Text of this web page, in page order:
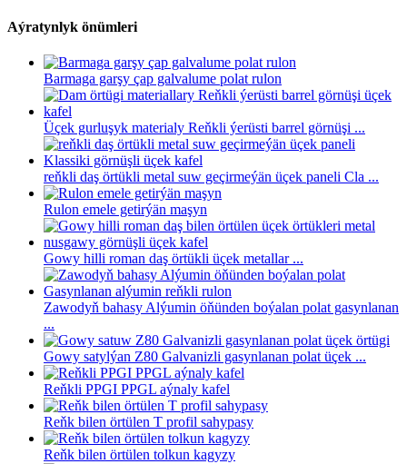
Aýratynlyk önümleri
Barmaga garşy çap galvalume polat rulon
Üçek gurluşyk materialy Reňkli ýerüsti barrel görnüşi ...
reňkli daş örtükli metal suw geçirmeýän üçek paneli Cla ...
Rulon emele getirýän maşyn
Gowy hilli roman daş örtükli üçek metallar ...
Zawodyň bahasy Alýumin öňünden boýalan polat gasynlanan
...
Gowy satylýan Z80 Galvanizli gasynlanan polat üçek ...
Reňkli PPGI PPGL aýnaly kafel
Reňk bilen örtülen T profil sahypasy
Reňk bilen örtülen tolkun kagyzy